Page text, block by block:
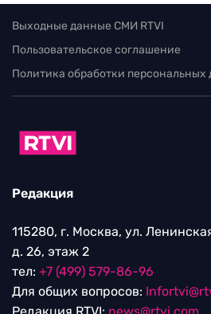
Выходные данные СМИ RTVI
Пользовательское соглашение
Политика обработки персональных
Редакция
115280, г. Москва, ул.
д. 26, этаж 2
тел: +7 (499) 579-86-96
Для общих вопросов: